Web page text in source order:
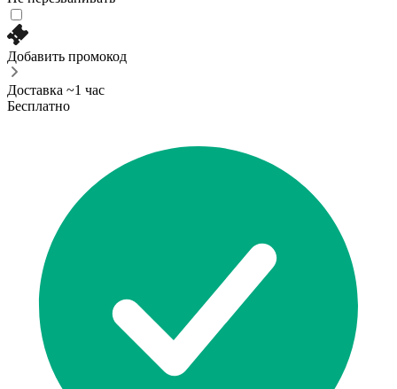
Добавить промокод
Доставка ~1 час
Бесплатно